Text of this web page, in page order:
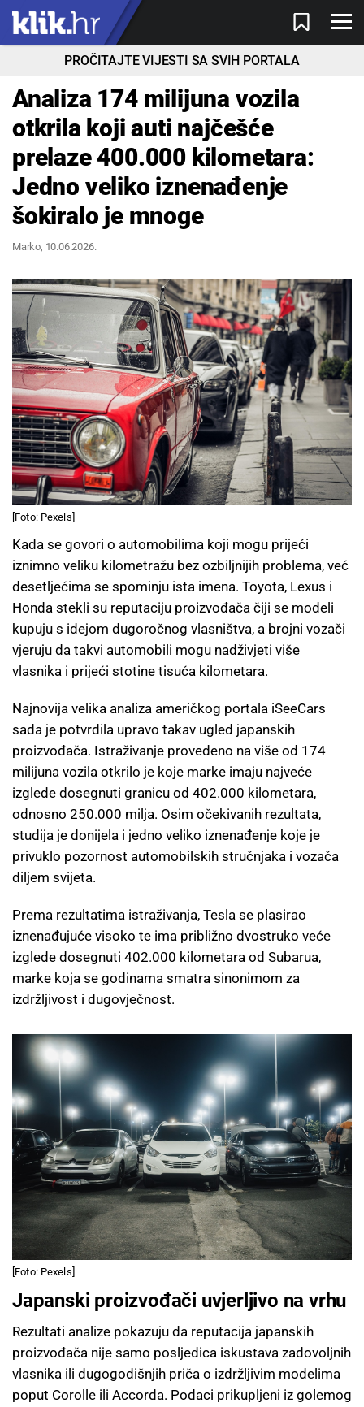
PROČITAJTE VIJESTI SA SVIH PORTALA
Analiza 174 milijuna vozila
otkrila koji auti najčešće
prelaze 400.000 kilometara:
Jedno veliko iznenađenje
šokiralo je mnoge
Marko, 10.06.2026.
[Foto: Pexels]
Kada se govori o automobilima koji mogu prijeći
iznimno veliku kilometražu bez ozbiljnijih problema, već
desetljećima se spominju ista imena. Toyota, Lexus i
Honda stekli su reputaciju proizvođača čiji se modeli
kupuju s idejom dugoročnog vlasništva, a brojni vozači
vjeruju da takvi automobili mogu nadživjeti više
vlasnika i prijeći stotine tisuća kilometara.
Najnovija velika analiza američkog portala iSeeCars
sada je potvrdila upravo takav ugled japanskih
proizvođača. Istraživanje provedeno na više od 174
milijuna vozila otkrilo je koje marke imaju najveće
izglede dosegnuti granicu od 402.000 kilometara,
odnosno 250.000 milja. Osim očekivanih rezultata,
studija je donijela i jedno veliko iznenađenje koje je
privuklo pozornost automobilskih stručnjaka i vozača
diljem svijeta.
Prema rezultatima istraživanja, Tesla se plasirao
iznenađujuće visoko te ima približno dvostruko veće
izglede dosegnuti 402.000 kilometara od Subarua,
marke koja se godinama smatra sinonimom za
izdržljivost i dugovječnost.
[Foto: Pexels]
Japanski proizvođači uvjerljivo na vrhu
Rezultati analize pokazuju da reputacija japanskih
proizvođača nije samo posljedica iskustava zadovoljnih
vlasnika ili dugogodišnjih priča o izdržljivim modelima
poput Corolle ili Accorda. Podaci prikupljeni iz golemog